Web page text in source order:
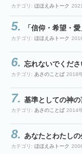
カテゴリ: ほほえみトーク
「信仰・希望・
カテゴリ: ほほえみトーク
忘れないでくださ
カテゴリ: あさのことば 2018
基準としての神の
カテゴリ: あさのことば 2014
あなたとわたし
カテゴリ: ほほえみトーク